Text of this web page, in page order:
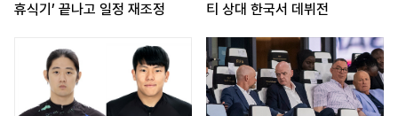
휴식기’ 끝나고 일정 재조정
티 상대 한국서 데뷔전